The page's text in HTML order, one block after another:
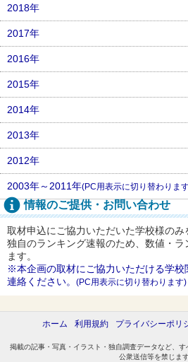
2018年
2017年
2016年
2015年
2014年
2013年
2012年
2003年～2011年(PC用表示に切り替わりま
情報のご提供・お問い合わせ
取材申込にご協力いただいた学校様のみ
独自のランキング速報のため、数値・
ます。
※本企画の取材にご協力いただける学校
連絡ください。 (PC用表示に切り替わります)
ホーム 利用規約 プライバシーポリ
掲載の記事・写真・イラスト・独自調査データなど、
公衆送信等を禁じます